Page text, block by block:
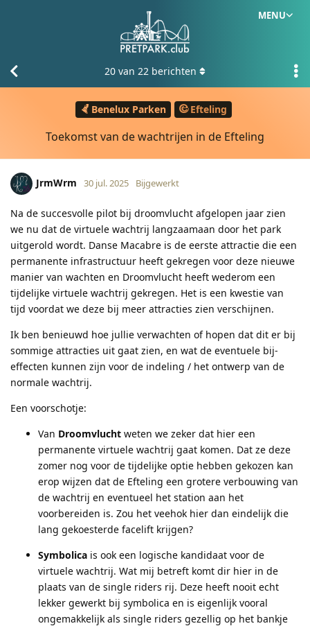
MENU
Benelux Parken Efteling
Toekomst van de wachtrijen in de Efteling
20 van 22 berichten
JrmWrm 30 jul. 2025 Bijgewerkt
Na de succesvolle pilot bij droomvlucht afgelopen jaar zien
we nu dat de virtuele wachtrij langzaamaan door het park
uitgerold wordt. Danse Macabre is de eerste attractie die een
permanente infrastructuur heeft gekregen voor deze nieuwe
manier van wachten en Droomvlucht heeft wederom een
tijdelijke virtuele wachtrij gekregen. Het is een kwestie van
tijd voordat we deze bij meer attracties zien verschijnen.
Ik ben benieuwd hoe jullie verwachten of hopen dat dit er bij
sommige attracties uit gaat zien, en wat de eventuele bij-
effecten kunnen zijn voor de indeling / het ontwerp van de
normale wachtrij.
Een voorschotje:
Van Droomvlucht weten we zeker dat hier een
permanente virtuele wachtrij gaat komen. Dat ze deze
zomer nog voor de tijdelijke optie hebben gekozen kan
erop wijzen dat de Efteling een grotere verbouwing van
de wachtrij en eventueel het station aan het
voorbereiden is. Zou het veehok hier dan eindelijk die
lang gekoesterde facelift krijgen?
Symbolica is ook een logische kandidaat voor de
virtuele wachtrij. Wat mij betreft komt dir hier in de
plaats van de single riders rij. Deze heeft nooit echt
lekker gewerkt bij symbolica en is eigenlijk vooral
ongemakkelijk als single riders gezellig op het bankje